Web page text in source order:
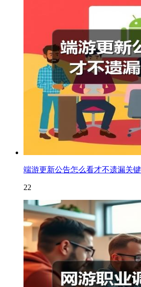
端游更新公告怎么看才不遗漏关
22